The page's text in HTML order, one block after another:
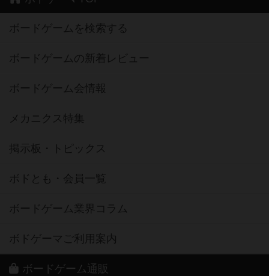
ボードゲームを検索する
ボードゲームの新着レビュー
ボードゲーム会情報
メカニクス特集
掲示板・トピックス
ボドとも・会員一覧
ボードゲーム業界コラム
ボドゲーマご利用案内
ボードゲーム通販